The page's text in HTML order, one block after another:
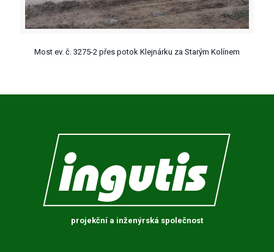
Most ev. č. 3275-2 přes potok Klejnárku za Starým Kolínem
projekční a inženýrská společnost